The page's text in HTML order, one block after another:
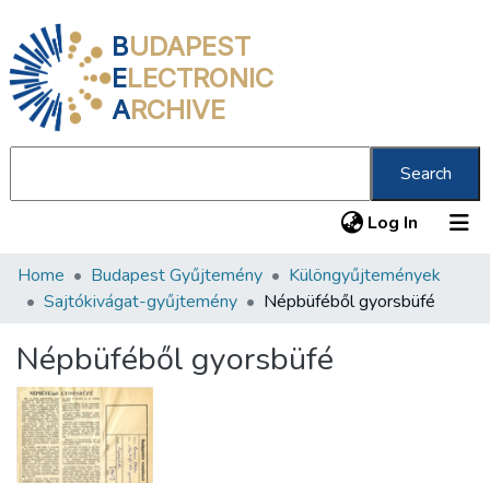
BUDAPEST
ELECTRONIC
ARCHIVE
Search
Log In (current)
Communities & Collections
Statistics
About us
Home Budapest Gyűjtemény
Különgyűjtemények
Sajtókivágat-gyűjtemény
Népbüféből gyorsbüfé
Népbüféből gyorsbüfé